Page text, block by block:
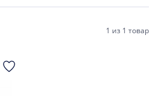
1 из 1 товар